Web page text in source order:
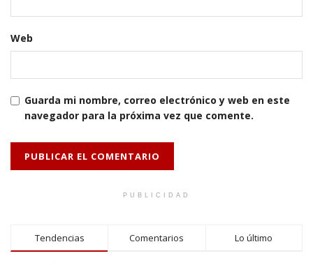
Web
Guarda mi nombre, correo electrónico y web en este
navegador para la próxima vez que comente.
PUBLICIDAD
Tendencias Comentarios Lo último